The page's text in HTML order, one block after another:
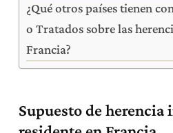
¿Qué otros países tienen
o Tratados sobre las
Francia?
Supuesto de